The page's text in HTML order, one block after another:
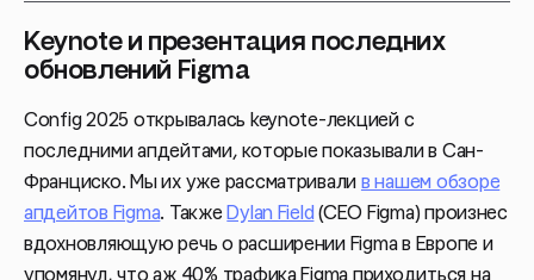
Keynote и презентация последних
обновлений Figma
Config 2025 открывалась keynote-лекцией с
последними апдейтами, которые показывали в Сан-
Франциско. Мы их уже рассматривали в нашем обзоре
апдейтов Figma. Также Dylan Field (СEO Figma) произнес
вдохновляющую речь о расширении Figma в Европе и
упомянул, что аж 40% трафика Figma приходиться на